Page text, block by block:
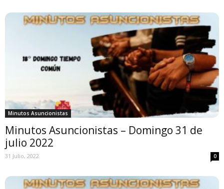
Minutos Asuncionistas
Minutos Asuncionistas – Domingo 31 de
julio 2022
31 Julio, 2022 0